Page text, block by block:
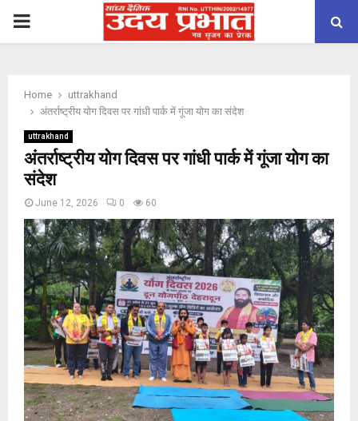
PRIMARY
Home
uttrakhand
अंतर्राष्ट्रीय योग दिवस पर गांधी पार्क में गूंजा योग का संदेश
uttrakhand
अंतर्राष्ट्रीय योग दिवस पर गांधी पार्क में गूंजा योग का
संदेश
June 12, 2026 0 60